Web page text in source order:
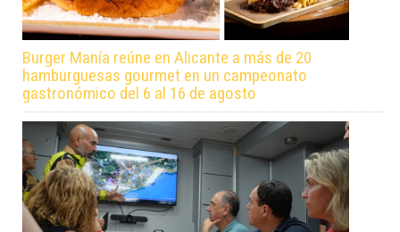
Burger Manía reúne en Alicante a más de 20
hamburguesas gourmet en un campeonato
gastronómico del 6 al 16 de agosto